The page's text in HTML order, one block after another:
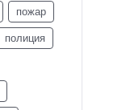
пожар
полиция